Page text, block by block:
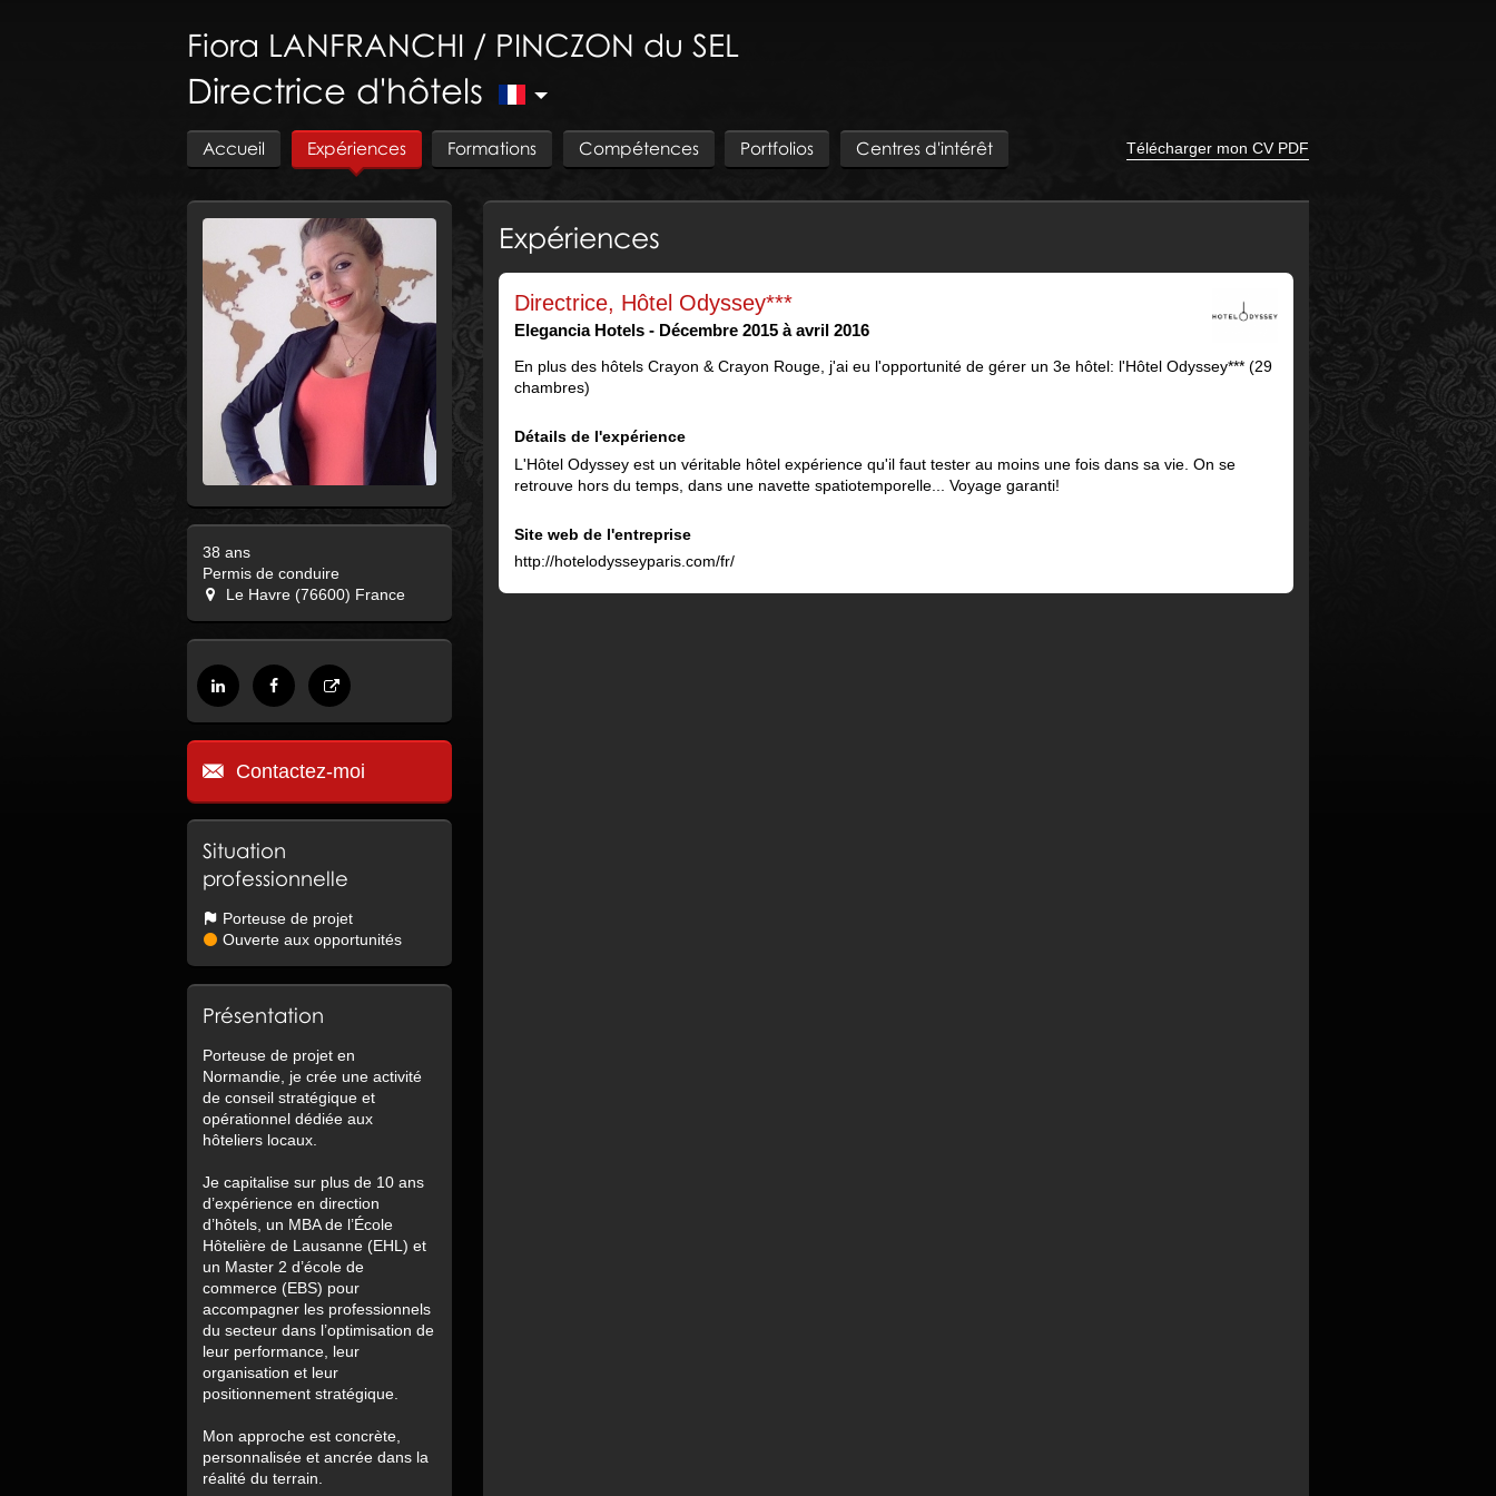
Fiora LANFRANCHI / PINCZON du SEL
Directrice d'hôtels
Accueil Expériences Formations Compétences Portfolios Centres d'intérêt Télécharger mon CV PDF
38 ans
Permis de conduire
Le Havre (76600) France
Contactez-moi
Situation
professionnelle
Porteuse de projet
Ouverte aux opportunités
Présentation
Porteuse de projet en
Normandie, je crée une activité
de conseil stratégique et
opérationnel dédiée aux
hôteliers locaux.
Je capitalise sur plus de 10 ans
d’expérience en direction
d’hôtels, un MBA de l’École
Hôtelière de Lausanne (EHL) et
un Master 2 d’école de
commerce (EBS) pour
accompagner les professionnels
du secteur dans l’optimisation de
leur performance, leur
organisation et leur
positionnement stratégique.
Mon approche est concrète,
personnalisée et ancrée dans la
réalité du terrain.
Expériences
Directrice, Hôtel Odyssey***
Elegancia Hotels Décembre 2015 à avril 2016
En plus des hôtels Crayon & Crayon Rouge, j'ai eu l'opportunité de gérer un 3e hôtel: l'Hôtel Odyssey*** (29
chambres)
Détails de l'expérience
L'Hôtel Odyssey est un véritable hôtel expérience qu'il faut tester au moins une fois dans sa vie. On se
retrouve hors du temps, dans une navette spatiotemporelle... Voyage garanti!
Site web de l'entreprise
http://hotelodysseyparis.com/fr/